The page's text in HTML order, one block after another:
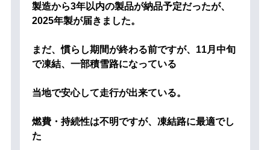
製造から3年以内の製品が納品予定だったが、
2025年製が届きました。
まだ、慣らし期間が終わる前ですが、11月中旬
で凍結、一部積雪路になっている
当地で安心して走行が出来ている。
燃費・持続性は不明ですが、凍結路に最適でし
た